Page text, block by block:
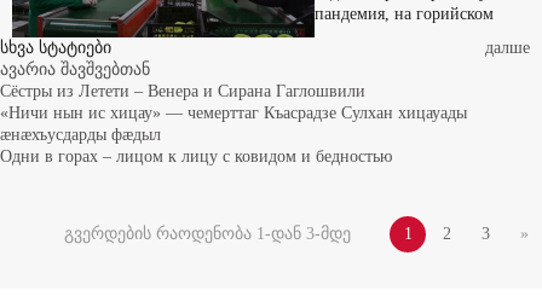
სხვა სტატიები
ავარია შავშვებთან
Сёстры из Летети – Венера и Сирана Гаглошвили
«Ничи нын ис хицау» — чемерттаг Къасрадзе Сулхан хицауады
æнæхъусдарды фæдыл
Одни в горах – лицом к лицу с ковидом и бедностью
1